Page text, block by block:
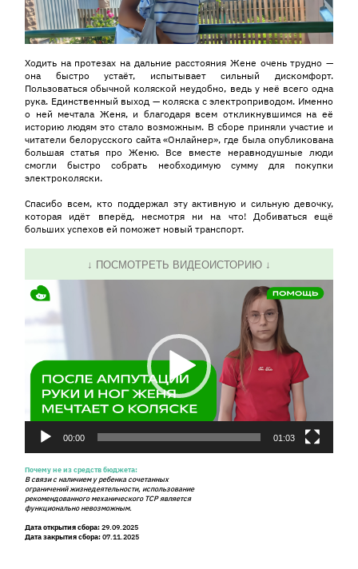
Ходить на протезах на дальние расстояния Жене очень трудно —
она быстро устаёт, испытывает сильный дискомфорт.
Пользоваться обычной коляской неудобно, ведь у неё всего одна
рука. Единственный выход — коляска с электроприводом. Именно
о ней мечтала Женя, и благодаря всем откликнувшимся на её
историю людям это стало возможным. В сборе приняли участие и
читатели белорусского сайта «Онлайнер», где была опубликована
большая статья про Женю. Все вместе неравнодушные люди
смогли быстро собрать необходимую сумму для покупки
электроколяски.
Спасибо всем, кто поддержал эту активную и сильную девочку,
которая идёт вперёд, несмотря ни на что! Добиваться ещё
больших успехов ей поможет новый транспорт.
↓ ПОСМОТРЕТЬ ВИДЕОИСТОРИЮ ↓
Видеоплеер
00:00 01:03
Почему не из средств бюджета:
В связи с наличием у ребенка сочетанных
ограничений жизнедеятельности, использование
рекомендованного механического ТСР является
функционально невозможным.
Дата открытия сбора:29.09.2025
Дата закрытия сбора:07.11.2025